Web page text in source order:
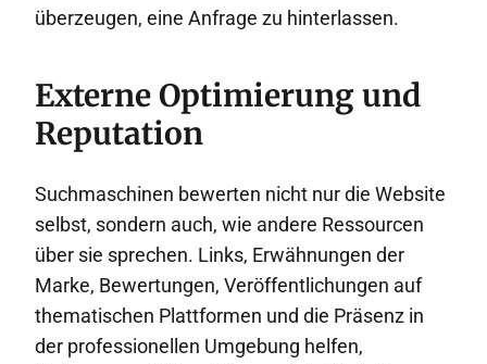
überzeugen, eine Anfrage zu hinterlassen.
Externe Optimierung und
Reputation
Suchmaschinen bewerten nicht nur die Website
selbst, sondern auch, wie andere Ressourcen
über sie sprechen. Links, Erwähnungen der
Marke, Bewertungen, Veröffentlichungen auf
thematischen Plattformen und die Präsenz in
der professionellen Umgebung helfen,